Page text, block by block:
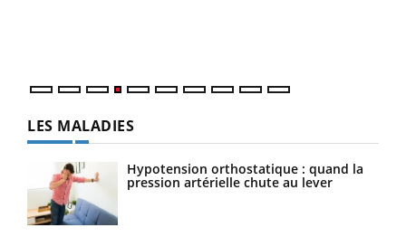
LES MALADIES
Hypotension orthostatique : quand la
pression artérielle chute au lever